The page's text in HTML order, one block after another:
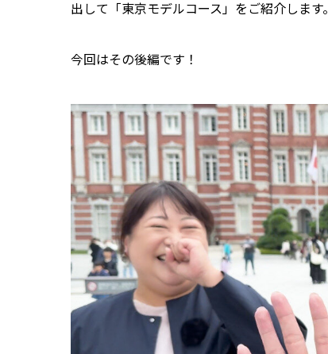
出して「東京モデルコース」をご紹介します。
今回はその後編です！